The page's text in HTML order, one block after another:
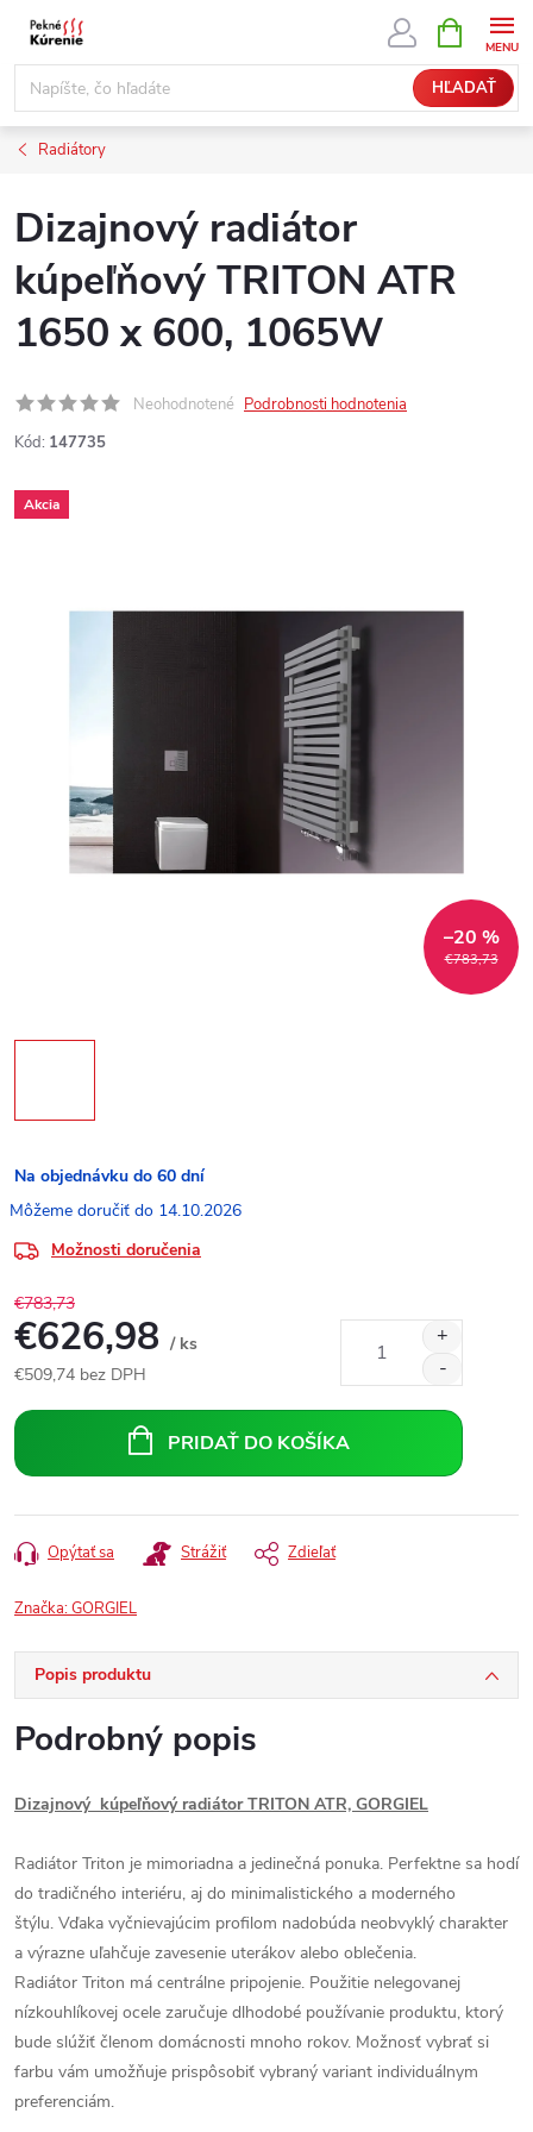
Prejsť
obsah
HĽADAŤ
KOŠÍK
Radiátory
Dizajnový radiátor
kúpeľňový TRITON ATR
1650 x 600, 1065W
Neohodnotené Podrobnosti hodnotenia
Kód: 147735
Akcia
€783,73
–20 %
Na objednávku do 60 dní
14.10.2026
Možnosti doručenia
€783,73
€626,98 / ks
€509,74 bez DPH
cena:
PRIDAŤ DO KOŠÍKA
Opýtať sa Strážiť Zdieľať
Značka:GORGIEL
Popis produktu
Podrobný popis
Dizajnový kúpeľňový radiátor TRITON ATR, GORGIEL
Radiátor Triton je mimoriadna a jedinečná ponuka. Perfektne sa hodí
do tradičného interiéru, aj do minimalistického a moderného
štýlu. Vďaka vyčnievajúcim profilom nadobúda neobvyklý charakter
a výrazne uľahčuje zavesenie uterákov alebo oblečenia.
Radiátor Triton má centrálne pripojenie. Použitie nelegovanej
nízkouhlíkovej ocele zaručuje dlhodobé používanie produktu, ktorý
bude slúžiť členom domácnosti mnoho rokov. Možnosť vybrať si
farbu vám umožňuje prispôsobiť vybraný variant individuálnym
preferenciám.